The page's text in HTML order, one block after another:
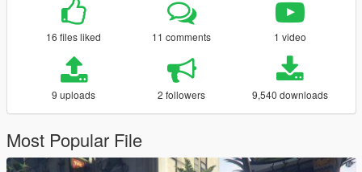
16 files liked 11 comments 1 video
9 uploads 2 followers 9,540 downloads
Most Popular File